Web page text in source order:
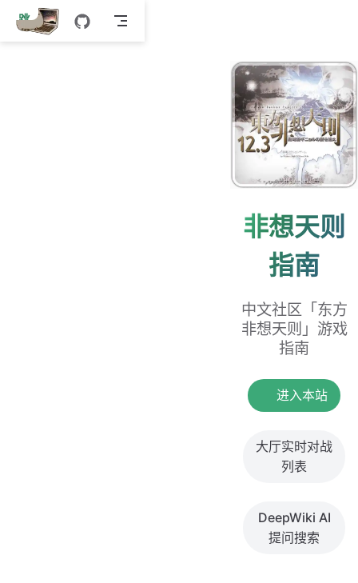
跳
至
非想天则
指南
中文社区「东方
非想天则」游戏
指南
进入本站
大厅实时对战
列表
DeepWiki AI
提问搜索